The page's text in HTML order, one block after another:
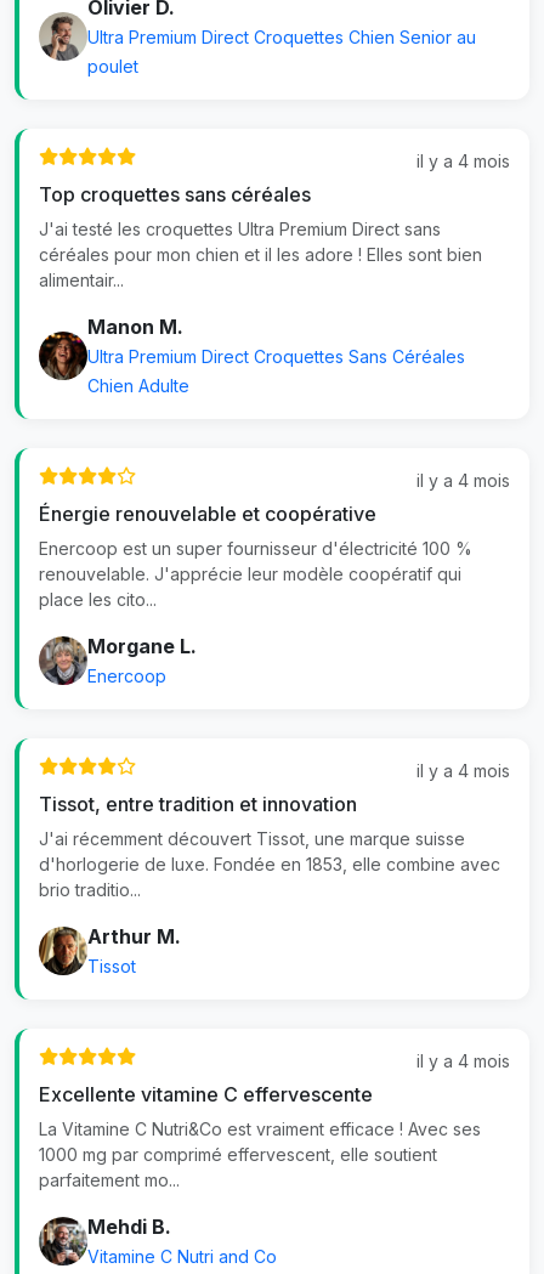
Olivier D.
Ultra Premium Direct Croquettes Chien Senior au
poulet
il y a 4 mois
Top croquettes sans céréales
J'ai testé les croquettes Ultra Premium Direct sans
céréales pour mon chien et il les adore ! Elles sont bien
alimentair...
Manon M.
Ultra Premium Direct Croquettes Sans Céréales
Chien Adulte
il y a 4 mois
Énergie renouvelable et coopérative
Enercoop est un super fournisseur d'électricité 100 %
renouvelable. J'apprécie leur modèle coopératif qui
place les cito...
Morgane L.
Enercoop
il y a 4 mois
Tissot, entre tradition et innovation
J'ai récemment découvert Tissot, une marque suisse
d'horlogerie de luxe. Fondée en 1853, elle combine avec
brio traditio...
Arthur M.
Tissot
il y a 4 mois
Excellente vitamine C effervescente
La Vitamine C Nutri&Co est vraiment efficace ! Avec ses
1000 mg par comprimé effervescent, elle soutient
parfaitement mo...
Mehdi B.
Vitamine C Nutri and Co